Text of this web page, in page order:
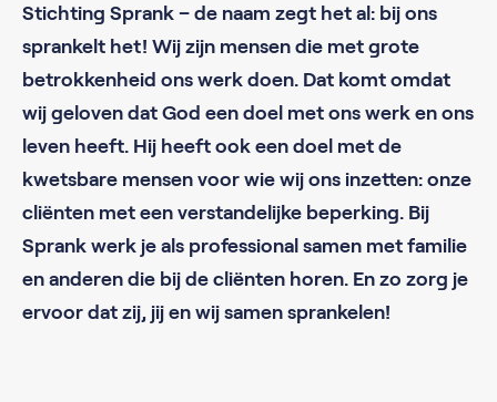
Stichting Sprank – de naam zegt het al: bij ons
sprankelt het! Wij zijn mensen die met grote
betrokkenheid ons werk doen. Dat komt omdat
wij geloven dat God een doel met ons werk en ons
leven heeft. Hij heeft ook een doel met de
kwetsbare mensen voor wie wij ons inzetten: onze
cliënten met een verstandelijke beperking. Bij
Sprank werk je als professional samen met familie
en anderen die bij de cliënten horen. En zo zorg je
ervoor dat zij, jij en wij samen sprankelen!